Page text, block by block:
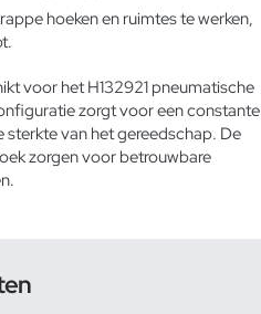
hoeken en ruimtes te werken,
voor het H132921 pneumatische
zorgt voor een constante
van het gereedschap. De
zorgen voor betrouwbare